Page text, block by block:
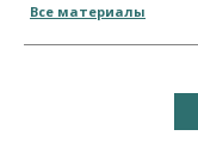
Все материалы